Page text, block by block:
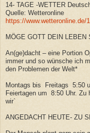
14- TAGE -WETTER
Quelle: Wetteronline
https://www.wetteronline.de/
MÖGE GOTT DEIN LEBEN
An(ge)dacht – eine Portion
immer und so wünsche ich
den Problemen der Welt*
Montags bis Freitags 5:50
Feiertagen um 8:50 Uhr. Zu
wir`
ANGEDACHT HEUTE- ZU